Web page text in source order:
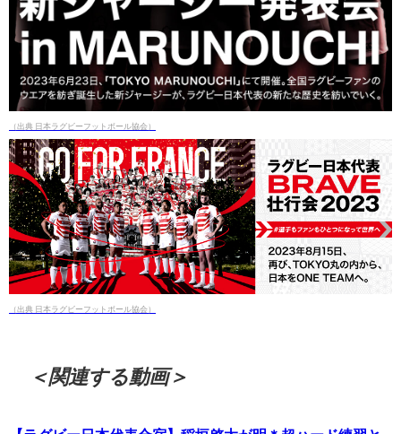
（出典 日本ラグビーフットボール協会）
（出典 日本ラグビーフットボール協会）
＜関連する動画＞